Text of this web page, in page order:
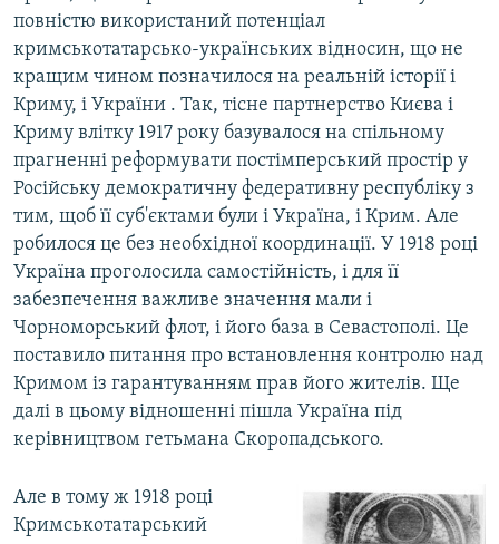
повністю використаний потенціал
кримськотатарсько-українських відносин, що не
кращим чином позначилося на реальній історії і
Криму, і України . Так, тісне партнерство Києва і
Криму влітку 1917 року базувалося на спільному
прагненні реформувати постімперський простір у
Російську демократичну федеративну республіку з
тим, щоб її суб'єктами були і Україна, і Крим. Але
робилося це без необхідної координації. У 1918 році
Україна проголосила самостійність, і для її
забезпечення важливе значення мали і
Чорноморський флот, і його база в Севастополі. Це
поставило питання про встановлення контролю над
Кримом із гарантуванням прав його жителів. Ще
далі в цьому відношенні пішла Україна під
керівництвом гетьмана Скоропадського.
Але в тому ж 1918 році
Кримськотатарський